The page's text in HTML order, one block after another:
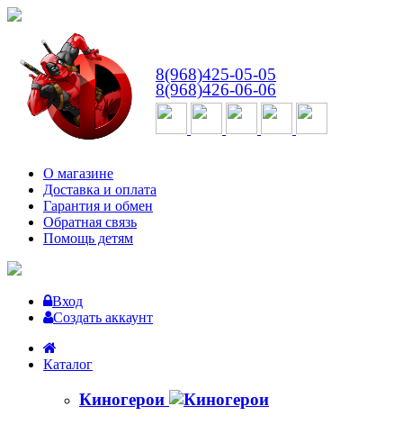
8(968)425-05-05
8(968)426-06-06
О магазине
Доставка и оплата
Гарантия и обмен
Обратная связь
Помощь детям
Вход
Создать аккаунт
Каталог
Киногерои